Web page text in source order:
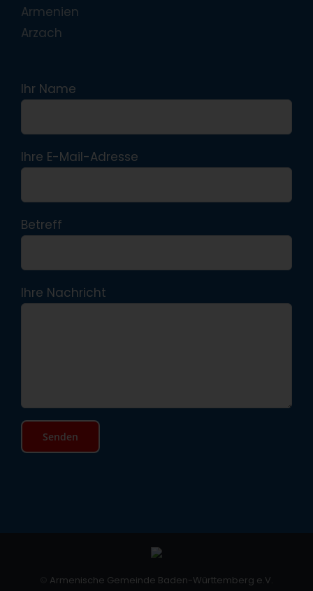
Armenien
Arzach
Ihr Name
Ihre E-Mail-Adresse
Betreff
Ihre Nachricht
Armenische Gemeinde Baden-Württemberg e.V.